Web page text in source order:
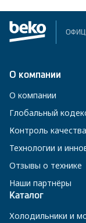
О компании
О компании
Глобальный
Контроль качества
Технологии и
Отзывы о технике
Наши партнёры
Каталог
Холодильники и